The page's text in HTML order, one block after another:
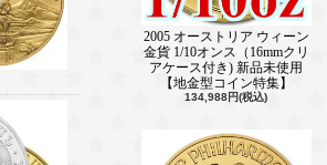
2005 オーストリア ウィーン
金貨 1/10オンス（16mmクリ
アケース付き) 新品未使用
【地金型コイン特集】
134,988円(税込)